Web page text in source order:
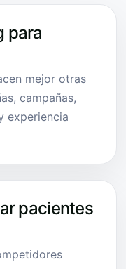
para
mejor otras
campañas,
experiencia
pacientes